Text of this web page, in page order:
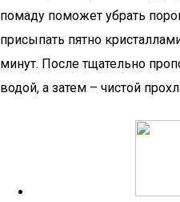
помаду поможет убрать
присыпать пятно
минут. После тщательно
водой, а затем – чистой